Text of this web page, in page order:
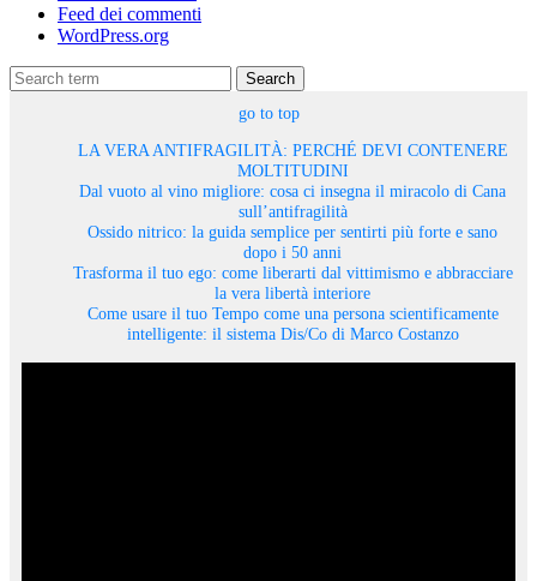
Feed dei commenti
WordPress.org
Search
go to top
LA VERA ANTIFRAGILITÀ: PERCHÉ DEVI CONTENERE
MOLTITUDINI
Dal vuoto al vino migliore: cosa ci insegna il miracolo di Cana
sull’antifragilità
Ossido nitrico: la guida semplice per sentirti più forte e sano
dopo i 50 anni
Trasforma il tuo ego: come liberarti dal vittimismo e abbracciare
la vera libertà interiore
Come usare il tuo Tempo come una persona scientificamente
intelligente: il sistema Dis/Co di Marco Costanzo